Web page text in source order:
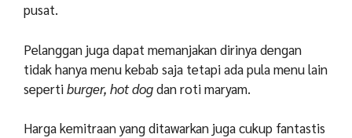
pusat.
Pelanggan juga dapat memanjakan dirinya dengan
tidak hanya menu kebab saja tetapi ada pula menu lain
sepertiburger, hot dogdan roti maryam.
Harga kemitraan yang ditawarkan juga cukup fantastis